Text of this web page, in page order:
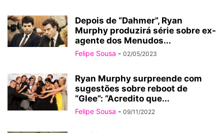
Depois de “Dahmer”, Ryan
Murphy produzirá série sobre ex-
agente dos Menudos...
Felipe Sousa - 02/05/2023
Ryan Murphy surpreende com
sugestões sobre reboot de
“Glee”: “Acredito que...
Felipe Sousa - 09/11/2022